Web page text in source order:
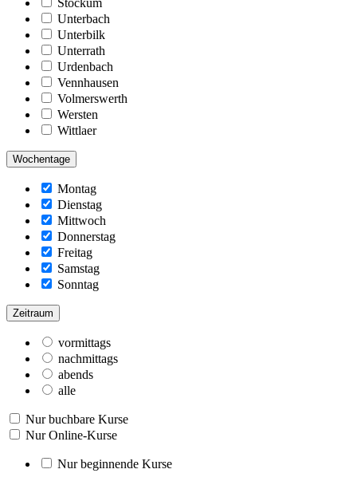
Unterbach
Unterbilk
Unterrath
Urdenbach
Vennhausen
Volmerswerth
Wersten
Wittlaer
Wochentage
Montag
Dienstag
Mittwoch
Donnerstag
Freitag
Samstag
Sonntag
Zeitraum
vormittags
nachmittags
abends
alle
Nur buchbare Kurse
Nur Online-Kurse
Nur beginnende Kurse